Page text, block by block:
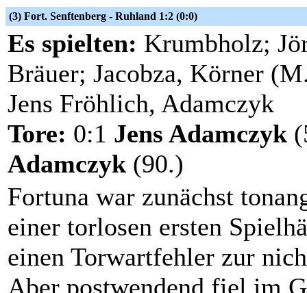
(3) Fort. Senftenberg - Ruhland 1:2 (0:0)
Es spielten: Krumbholz;
Bräuer; Jacobza, Körner
Jens Fröhlich, Adamczyk
Tore: 0:1 Jens Adamczyk
Adamczyk (90.)
Fortuna war zunächst
einer torlosen ersten
einen Torwartfehler zur
Aber postwendend fiel im